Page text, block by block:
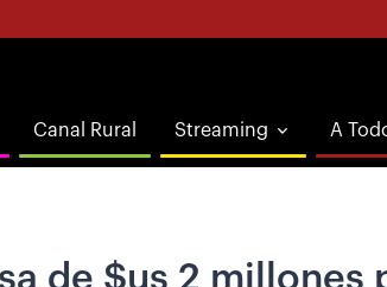
Canal Rural Streaming A
de $us 2 millones